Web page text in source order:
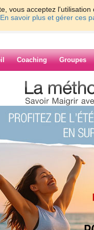
vous acceptez
En savoir plus et gérer ces
Coaching Groupes
> >
de
ANNEE
jours nous
que je vous présente